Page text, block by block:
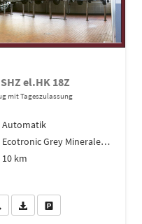
el.HK 18Z
mit Tageszulassung
Automatik
Ecotronic Grey Mineraleffekt
10 km
Wir rufen Sie anPDF-Datei, Fahrzeugexposé